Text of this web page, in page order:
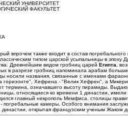
УНИВЕРСИТЕТ
ФАКУЛЬТЕТ
впрочем также входит в состав
типом царской усыпальницы в
Древнейшим видом гробниц царейЕгипта
,
в разрезе гробниц напоминала арабам
носили названия, связанные с именами
горизонте", Хефрена - "Велик Хефрен", а
термина, означавшего высоту пирамиды.
относящиеся ко времени 1 династии,
главный некрополь Мемфиса, столицы
камеры. Особого внимания
династии, открытая французским ученым Жаком